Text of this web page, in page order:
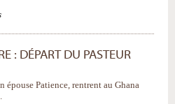
: DÉPART DU PASTEUR
épouse Patience, rentrent au Ghana